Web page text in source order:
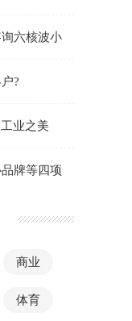
六核波小
?
业之美
牌等四项
商业
体育